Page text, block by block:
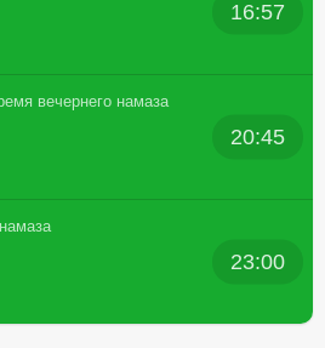
16:57
вечернего намаза
20:45
23:00